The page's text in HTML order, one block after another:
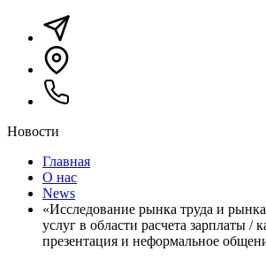
Новости
Главная
О нас
News
«Исследование рынка труда и
услуг в области расчета зарплаты /
презентация и неформальное